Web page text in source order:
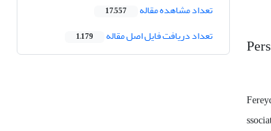
تعداد مشاهده مقاله 17,557
تعداد دریافت فایل اصل مقاله 1,179